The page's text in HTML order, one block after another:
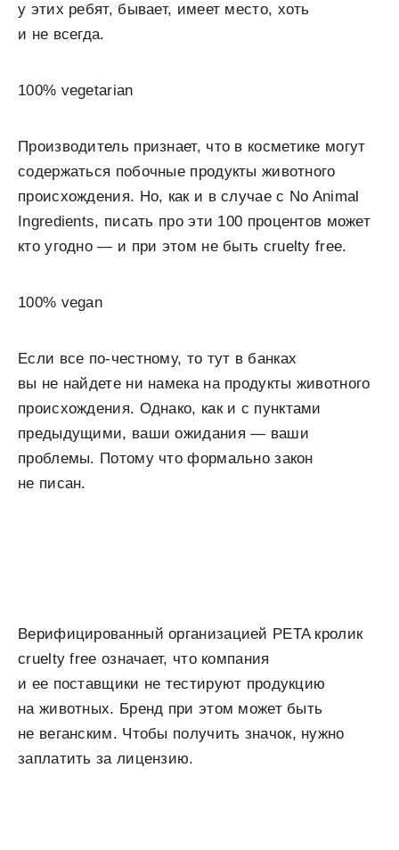
у этих ребят, бывает, имеет место, хоть
и не всегда.
100% vegetarian
Производитель признает, что в косметике могут
содержаться побочные продукты животного
происхождения. Но, как и в случае с No Animal
Ingredients, писать про эти 100 процентов может
кто угодно — и при этом не быть cruelty free.
100% vegan
Если все по-честному, то тут в банках
вы не найдете ни намека на продукты животного
происхождения. Однако, как и с пунктами
предыдущими, ваши ожидания — ваши
проблемы. Потому что формально закон
не писан.
Верифицированный организацией PETA кролик
cruelty free означает, что компания
и ее поставщики не тестируют продукцию
на животных. Бренд при этом может быть
не веганским. Чтобы получить значок, нужно
заплатить за лицензию.